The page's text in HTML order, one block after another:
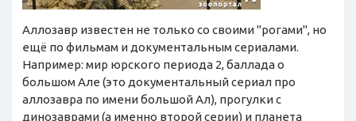
Аллозавр известен не только со своими "рогами", но
ещё по фильмам и документальным сериалами.
Например: мир юрского периода 2, баллада о
большом Але (это документальный сериал про
аллозавра по имени большой Ал), прогулки с
динозаврами (а именно второй серии) и планета